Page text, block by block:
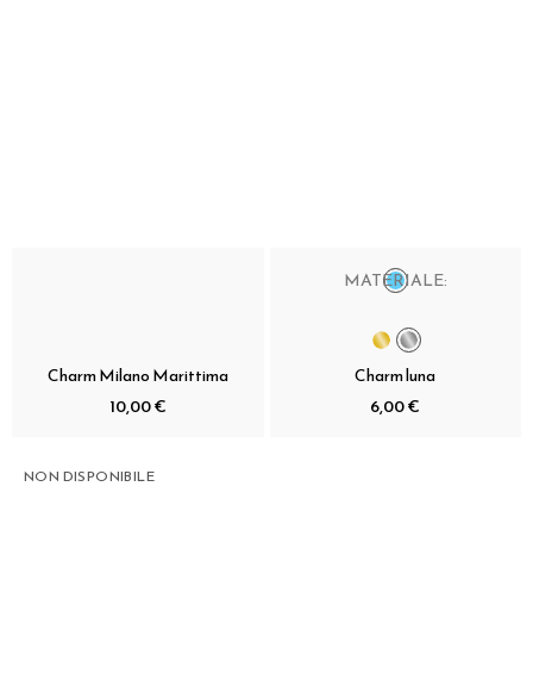
Charm Milano Marittima
10,00 €
MATERIALE:
Charm luna
6,00 €
NON DISPONIBILE